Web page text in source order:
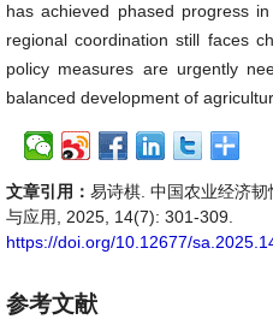
has achieved phased progress
regional coordination still faces
policy measures are urgently
balanced development of
文章引用： 易诗棋. 中国农业经济
与应用, 2025, 14(7): 301-309.
https://doi.org/10.12677/
参考文献